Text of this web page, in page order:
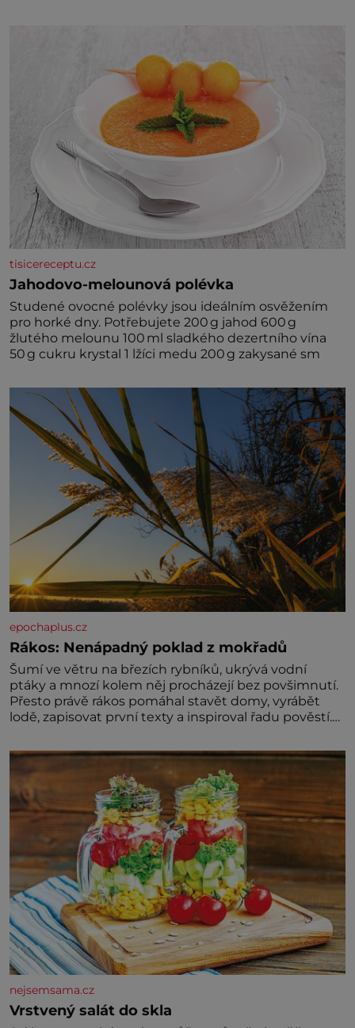
tisicereceptu.cz
Jahodovo-melounová polévka
Studené ovocné polévky jsou ideálním osvěžením
pro horké dny. Potřebujete 200 g jahod 600 g
žlutého melounu 100 ml sladkého dezertního vína
50 g cukru krystal 1 lžíci medu 200 g zakysané sm
epochaplus.cz
Rákos: Nenápadný poklad z mokřadů
Šumí ve větru na březích rybníků, ukrývá vodní
ptáky a mnozí kolem něj procházejí bez povšimnutí.
Přesto právě rákos pomáhal stavět domy, vyrábět
lodě, zapisovat první texty a inspiroval řadu pověstí.
už tisíce let. Většina lidí vnímá rákos jen jako
obyčejnou kulisu letního koupání. Stačí se však
podívat
nejsemsama.cz
Vrstvený salát do skla